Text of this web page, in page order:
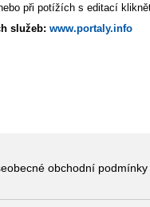
při potížích s editací
služeb: www.portaly.info
obchodní podmínky